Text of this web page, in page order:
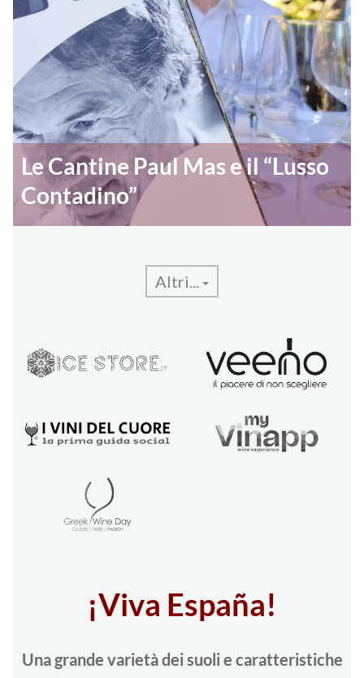
Le Cantine Paul Mas e il “Lusso
Contadino”
Altri...
¡Viva España!
Una grande varietà dei suoli e caratteristiche